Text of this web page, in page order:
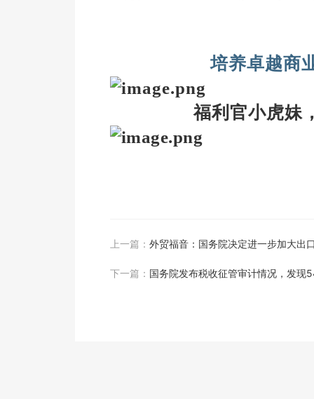
培养卓越商
福利官小虎妹
上一篇： 外贸福音：国务院决定进一步加大出
下一篇： 国务院发布税收征管审计情况，发现